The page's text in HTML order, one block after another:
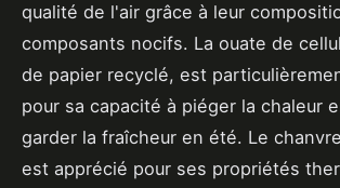
qualité de l'air grâce à leur
composants nocifs. La ouate de
de papier recyclé, est
pour sa capacité à piéger la chaleur
garder la fraîcheur en été. Le
est apprécié pour ses propriétés